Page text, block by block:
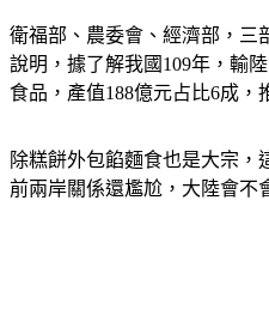
衛福部、農委會、經濟部，三
說明，據了解我國109年，輸
食品，產值188億元占比6成，
除糕餅外包餡麵食也是大宗，
前兩岸關係還尷尬，大陸會不